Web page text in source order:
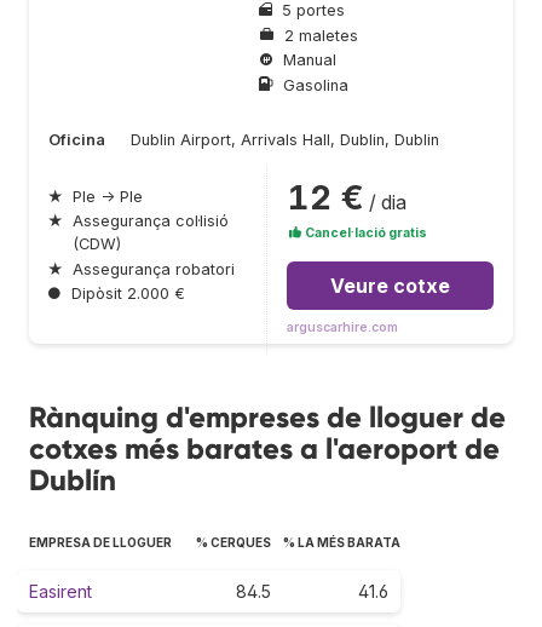
5 portes
2 maletes
Manual
Gasolina
Oficina Dublin Airport, Arrivals Hall, Dublin, Dublin
★ Ple → Ple
★ Assegurança col·lisió
(CDW)
★ Assegurança robatori
● Dipòsit 2.000 €
12 € / dia
Cancel·lació gratis
Veure cotxe
arguscarhire.com
Rànquing d'empreses de lloguer de
cotxes més barates a l'aeroport de
Dublín
EMPRESA DE LLOGUER % CERQUES % LA MÉS BARATA
Easirent 84.5 41.6